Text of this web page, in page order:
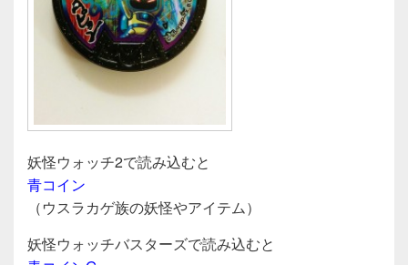
妖怪ウォッチ2で読み込むと
青コイン
（ウスラカゲ族の妖怪やアイテム）
妖怪ウォッチバスターズで読み込むと